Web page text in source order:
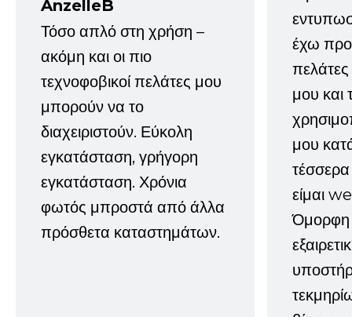
AnzelleB
Τόσο απλό στη χρήση –
ακόμη και οι πιο
τεχνοφοβικοί πελάτες μου
μπορούν να το
διαχειριστούν. Εύκολη
εγκατάσταση, γρήγορη
εγκατάσταση. Χρόνια
φωτός μπροστά από άλλα
πρόσθετα καταστημάτων.
έχω
μου και
μου
είμαι
Όμορφη